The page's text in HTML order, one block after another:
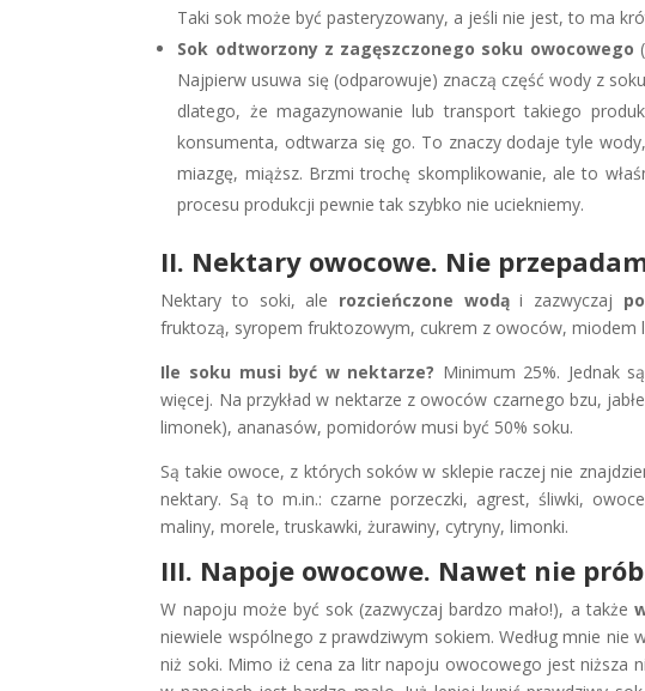
Taki sok może być pasteryzowany, a jeśli nie jest, to ma
Sok odtworzony z zagęszczonego soku owocowego
Najpierw usuwa się (odparowuje) znaczą część wody z
dlatego, że magazynowanie lub transport takiego
konsumenta, odtwarza się go. To znaczy dodaje tyle
miazgę, miąższ. Brzmi trochę skomplikowanie, ale to
procesu produkcji pewnie tak szybko nie uciekniemy.
II. Nektary owocowe. Nie
Nektary to soki, ale rozcieńczone wodąi zazwyczaj
fruktozą, syropem fruktozowym, cukrem z owoców, miodem
Ile soku musi być w nektarze? Minimum 25%. Jednak
więcej. Na przykład w nektarze z owoców czarnego bzu,
limonek), ananasów, pomidorów musi być 50% soku.
Są takie owoce, z których soków w sklepie raczej nie
nektary. Są to m.in.: czarne porzeczki, agrest, śliwki,
maliny, morele, truskawki, żurawiny, cytryny, limonki.
III. Napoje owocowe. Nawet nie
W napoju może być sok (zazwyczaj bardzo mało!), a także
niewiele wspólnego z prawdziwym sokiem. Według mnie
niż soki. Mimo iż cena za litr napoju owocowego jest niższa